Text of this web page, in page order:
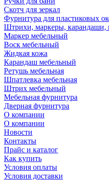
Скотч для зеркал
Фурнитура для пластиковых
Штрихи, маркеры, карандаши,
Маркер мебельный
Воск мебельный
Жидкая кожа
Карандаш мебельный
Ретушь мебельная
Шпатлевка мебельная
Штрих мебельный
Мебельная фурнитура
Дверная фурнитура
О компании
О компании
Новости
Контакты
Прайс и каталог
Как купить
Условия оплаты
Условия доставки